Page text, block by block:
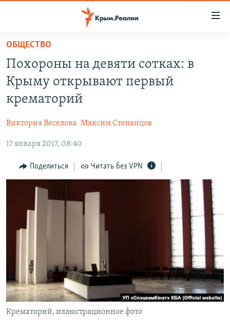
Вернуться
основному
содержанию
Вернутся
главной
навигации
Вернутся
поиску
СПЕЦПРОЕКТЫ
11 ЛЕТ ОККУПАЦИИ КРЫМА. 11 ИСТОРИЙ СОПРОТИВЛЕНИЯ
ВОДА
ЕЩЕ
ИНТЕРАКТИВ
ИНФОГРАФИКА
ТЕЛЕПРОЕКТ КРЫМ.РЕАЛИИ
СОВЕТЫ ПРАВОЗАЩИТНИКОВ
ПРОПАВШИЕ БЕЗ ВЕСТИ
ПОБЕДИТЕЛЕЙ НЕ СУДЯТ?
КРЫМ.НЕПОКОРЕННЫЙ
ELIFBE
УКРАИНСКАЯ ПРОБЛЕМА КРЫМА
РАДІО СВОБОДА
КАК ОБОЙТИ БЛОКИРОВКУ
Українською
Qırımtatar
Все сайты RFE/RL
ОБЩЕСТВО
Похороны на девяти сотках: в
Крыму открывают первый
крематорий
Виктория Веселова Максим Степанцов
17 января 2017, 08:40
Поделиться Читать без VPN
Крематорий, иллюстрационное фото